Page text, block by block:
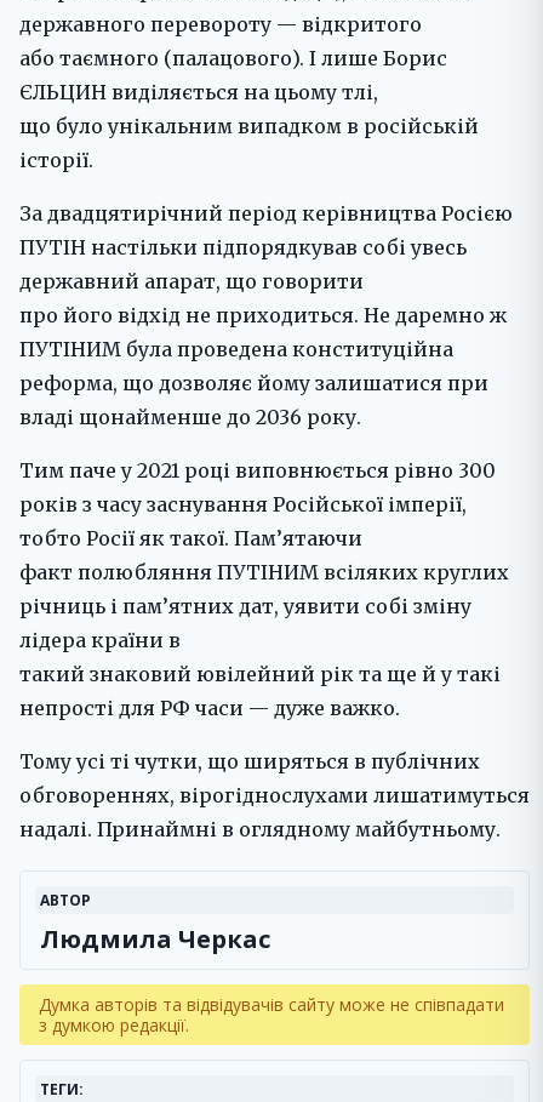
державного перевороту — відкритого
або таємного (палацового). І лише Борис
ЄЛЬЦИН виділяється на цьому тлі,
що було унікальним випадком в російській
історії.
За двадцятирічний період керівництва Росією
ПУТІН настільки підпорядкував собі увесь
державний апарат, що говорити
про його відхід не приходиться. Не даремно ж
ПУТІНИМ була проведена конституційна
реформа, що дозволяє йому залишатися при
владі щонайменше до 2036 року.
Тим паче у 2021 році виповнюється рівно 300
років з часу заснування Російської імперії,
тобто Росії як такої. Пам’ятаючи
факт полюбляння ПУТІНИМ всіляких круглих
річниць і пам’ятних дат, уявити собі зміну
лідера країни в
такий знаковий ювілейний рік та ще й у такі
непрості для РФ часи — дуже важко.
Тому усі ті чутки, що ширяться в публічних
обговореннях, вірогіднослухами лишатимуться
надалі. Принаймні в оглядному майбутньому.
АВТОР
Людмила Черкас
Думка авторів та відвідувачів сайту може не співпадати
з думкою редакції.
ТЕГИ: